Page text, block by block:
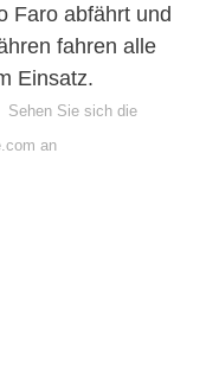
Faro abfährt und
fahren alle
Einsatz.
Sehen Sie sich die
an